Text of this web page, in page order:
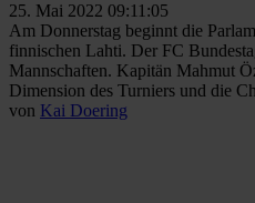
25. Mai 2022 09:11:05
Am Donnerstag beginnt die
finnischen Lahti. Der FC
Mannschaften. Kapitän Mahmut
Dimension des Turniers und die
von Kai Doering